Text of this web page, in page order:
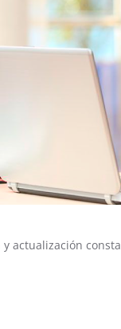
y actualización